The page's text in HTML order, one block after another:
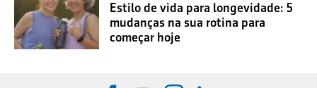
Estilo de vida para longevidade: 5
mudanças na sua rotina para
começar hoje